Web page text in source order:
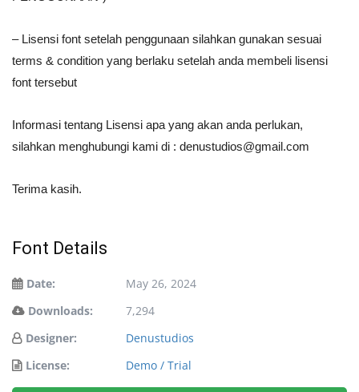
– Lisensi font setelah penggunaan silahkan gunakan sesuai
terms & condition yang berlaku setelah anda membeli lisensi
font tersebut
Informasi tentang Lisensi apa yang akan anda perlukan,
silahkan menghubungi kami di : denustudios@gmail.com
Terima kasih.
Font Details
Date:
May 26, 2024
Downloads:
7,294
Designer:
Denustudios
License:
Demo / Trial